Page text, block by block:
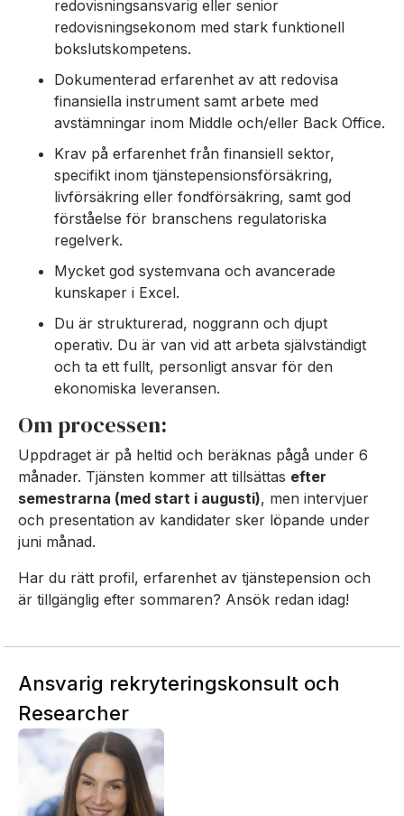
redovisningsansvarig eller senior
redovisningsekonom med stark funktionell
bokslutskompetens.
Dokumenterad erfarenhet av att redovisa
finansiella instrument samt arbete med
avstämningar inom Middle och/eller Back Office.
Krav på erfarenhet från finansiell sektor,
specifikt inom tjänstepensionsförsäkring,
livförsäkring eller fondförsäkring, samt god
förståelse för branschens regulatoriska
regelverk.
Mycket god systemvana och avancerade
kunskaper i Excel.
Du är strukturerad, noggrann och djupt
operativ. Du är van vid att arbeta självständigt
och ta ett fullt, personligt ansvar för den
ekonomiska leveransen.
Om processen:
Uppdraget är på heltid och beräknas pågå under 6
månader. Tjänsten kommer att tillsättas efter
semestrarna (med start i augusti), men intervjuer
och presentation av kandidater sker löpande under
juni månad.
Har du rätt profil, erfarenhet av tjänstepension och
är tillgänglig efter sommaren? Ansök redan idag!
Ansvarig rekryteringskonsult och
Researcher